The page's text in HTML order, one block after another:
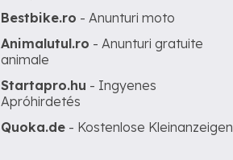
Bestbike.ro - Anunturi moto
Animalutul.ro - Anunturi gratuite
animale
Startapro.hu - Ingyenes
Apróhirdetés
Quoka.de - Kostenlose Kleinanzeigen